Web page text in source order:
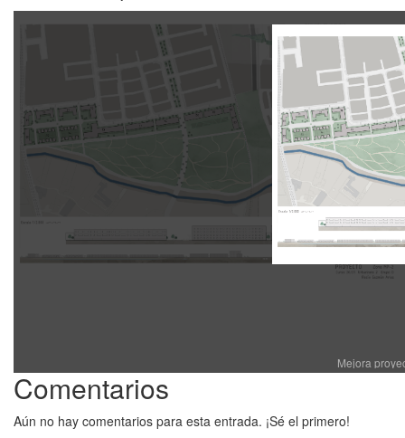
Mejora
Comentarios
Aún no hay comentarios para esta entrada. ¡Sé el primero!